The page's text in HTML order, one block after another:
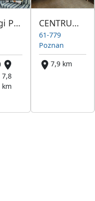
Noclegi Pracownicze Apartamenty Centrum
7,8
km
CENTRUM - TANIE NOCLEGI PRACOWNICZE
61-779
Poznan
7,9 km